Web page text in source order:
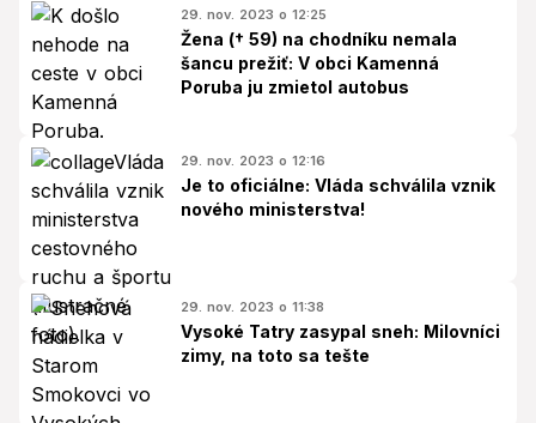
29. nov. 2023 o 12:25
Žena († 59) na chodníku nemala
šancu prežiť: V obci Kamenná
Poruba ju zmietol autobus
29. nov. 2023 o 12:16
Je to oficiálne: Vláda schválila vznik
nového ministerstva!
29. nov. 2023 o 11:38
Vysoké Tatry zasypal sneh: Milovníci
zimy, na toto sa tešte